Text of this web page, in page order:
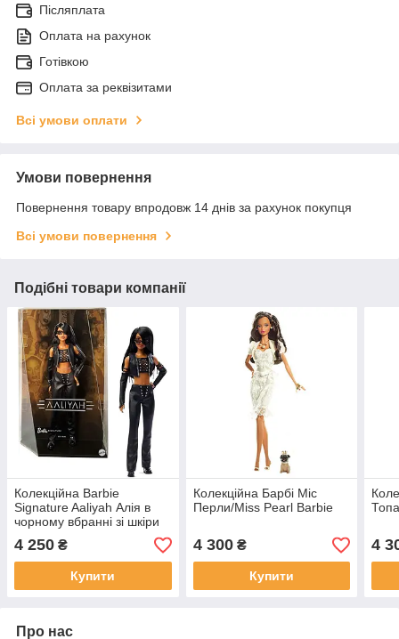
Післяплата
Оплата на рахунок
Готівкою
Оплата за реквізитами
Всі умови оплати
Умови повернення
Повернення товару впродовж 14 днів за рахунок покупця
Всі умови повернення
Подібні товари компанії
Колекційна Barbie
Signature Aaliyah Алія в
чорному вбранні зі шкіри
4 250 ₴
Купити
Колекційна Барбі Міс
Перли/Miss Pearl Barbie
4 300₴
Купити
4
Про нас